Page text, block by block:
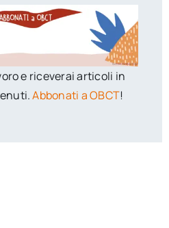
e riceverai articoli in
Abbonati a OBCT!